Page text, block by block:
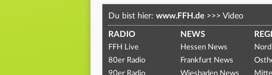
Du bist hier: www.FFH.de >>> Video
RADIO
FFH Live
80er Radio
NEWS
Hessen News
Frankfurt News